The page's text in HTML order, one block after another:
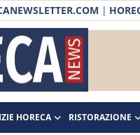
|
HORECA RISTORAZIONE